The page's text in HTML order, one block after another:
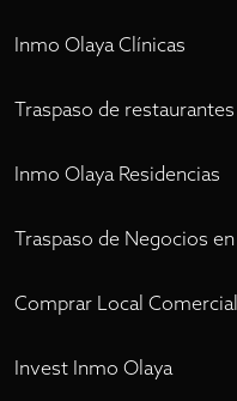
Inmo Olaya Clínicas
Traspaso de
Inmo Olaya Residencias
Traspaso de Negocios
Comprar Local
Invest Inmo Olaya